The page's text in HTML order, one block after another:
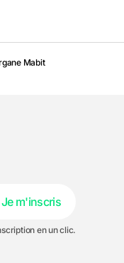
Mabit
Je m'inscris
en un clic.